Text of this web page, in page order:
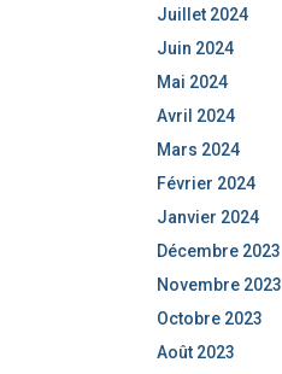
Juillet 2024
Juin 2024
Mai 2024
Avril 2024
Mars 2024
Février 2024
Janvier 2024
Décembre 2023
Novembre 2023
Octobre 2023
Août 2023